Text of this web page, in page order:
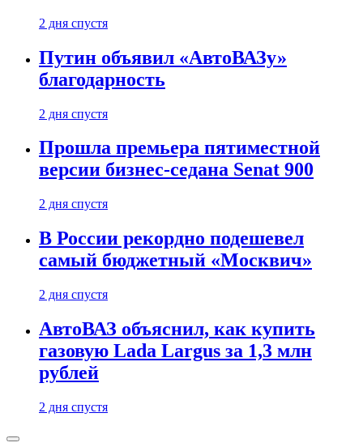
2 дня спустя
Путин объявил «АвтоВАЗу»
благодарность
2 дня спустя
Прошла премьера пятиместной
версии бизнес-седана Senat 900
2 дня спустя
В России рекордно подешевел
самый бюджетный «Москвич»
2 дня спустя
АвтоВАЗ объяснил, как купить
газовую Lada Largus за 1,3 млн
рублей
2 дня спустя